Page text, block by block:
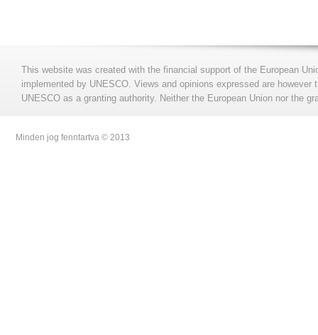
This website was created with the financial support of the European
implemented by UNESCO. Views and opinions expressed are
UNESCO as a granting authority. Neither the European Union nor the
Minden jog fenntartva © 2013